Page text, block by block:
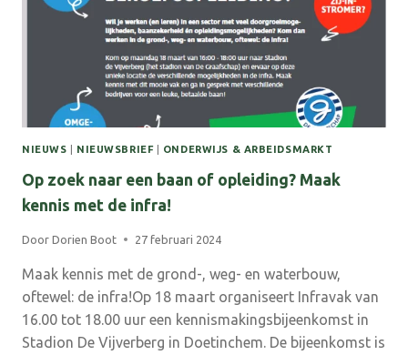
NIEUWS NIEUWSBRIEF| ONDERWIJS & ARBEIDSMARKT
Op zoek naar een baan of opleiding? Maak
kennis met de infra!
Door Dorien Boot 27 februari 2024
Maak kennis met de grond-, weg- en waterbouw,
oftewel: de infra!Op 18 maart organiseert Infravak van
16.00 tot 18.00 uur een kennismakingsbijeenkomst in
Stadion De Vijverberg in Doetinchem. De bijeenkomst is